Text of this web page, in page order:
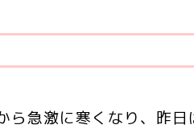
急激に寒くなり、昨日